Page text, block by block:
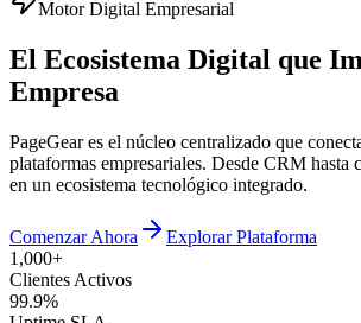
Motor Digital Empresarial
El Ecosistema Digital que
Empresa
PageGear es el núcleo centralizado que
plataformas empresariales. Desde CRM hasta
en un ecosistema tecnológico integrado.
Comenzar Ahora
Explorar Plataforma
1,000+
Clientes Activos
99.9%